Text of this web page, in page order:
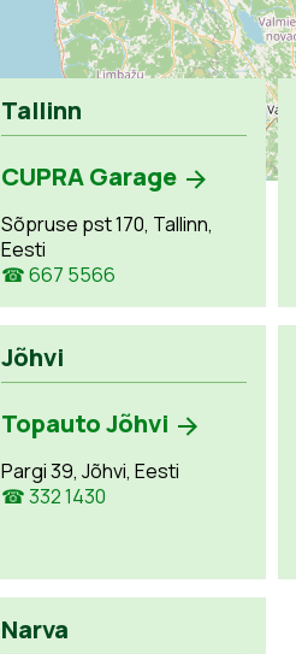
Tallinn
CUPRA Garage
Sõpruse pst 170, Tallinn,
Eesti
☎ 667 5566
Jõhvi
Topauto Jõhvi
Pargi 39, Jõhvi, Eesti
☎ 332 1430
Narva